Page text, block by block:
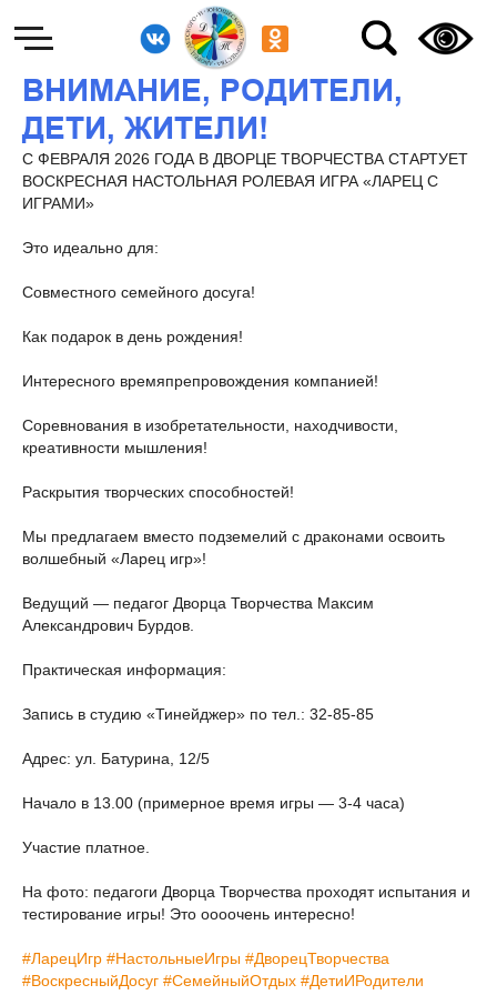
ВНИМАНИЕ, РОДИТЕЛИ,
ДЕТИ, ЖИТЕЛИ!
С ФЕВРАЛЯ 2026 ГОДА В ДВОРЦЕ ТВОРЧЕСТВА СТАРТУЕТ
ВОСКРЕСНАЯ НАСТОЛЬНАЯ РОЛЕВАЯ ИГРА «ЛАРЕЦ С
ИГРАМИ»
Это идеально для:
Совместного семейного досуга!
Как подарок в день рождения!
Интересного времяпрепровождения компанией!
Соревнования в изобретательности, находчивости,
креативности мышления!
Раскрытия творческих способностей!
Мы предлагаем вместо подземелий с драконами освоить
волшебный «Ларец игр»!
Ведущий — педагог Дворца Творчества Максим
Александрович Бурдов.
Практическая информация:
Запись в студию «Тинейджер» по тел.: 32-85-85
Адрес: ул. Батурина, 12/5
Начало в 13.00 (примерное время игры — 3-4 часа)
Участие платное.
На фото: педагоги Дворца Творчества проходят испытания и
тестирование игры! Это оооочень интересно!
#ЛарецИгр #НастольныеИгры #ДворецТворчества
#ВоскресныйДосуг #СемейныйОтдых #ДетиИРодители